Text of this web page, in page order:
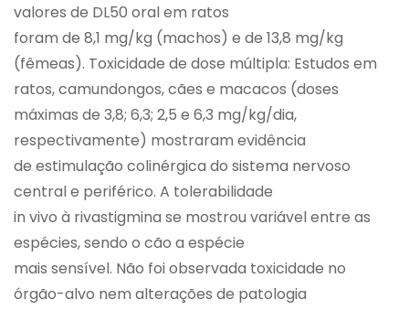
valores de DL50 oral em ratos
foram de 8,1 mg/kg (machos) e de 13,8 mg/kg
(fêmeas). Toxicidade de dose múltipla: Estudos em
ratos, camundongos, cães e macacos (doses
máximas de 3,8; 6,3; 2,5 e 6,3 mg/kg/dia,
respectivamente) mostraram evidência
de estimulação colinérgica do sistema nervoso
central e periférico. A tolerabilidade
in vivo à rivastigmina se mostrou variável entre as
espécies, sendo o cão a espécie
mais sensível. Não foi observada toxicidade no
órgão-alvo nem alterações de patologia